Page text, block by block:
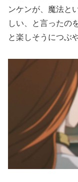
ンケンが、魔法と
しい、と言ったの
と楽しそうにつぶ